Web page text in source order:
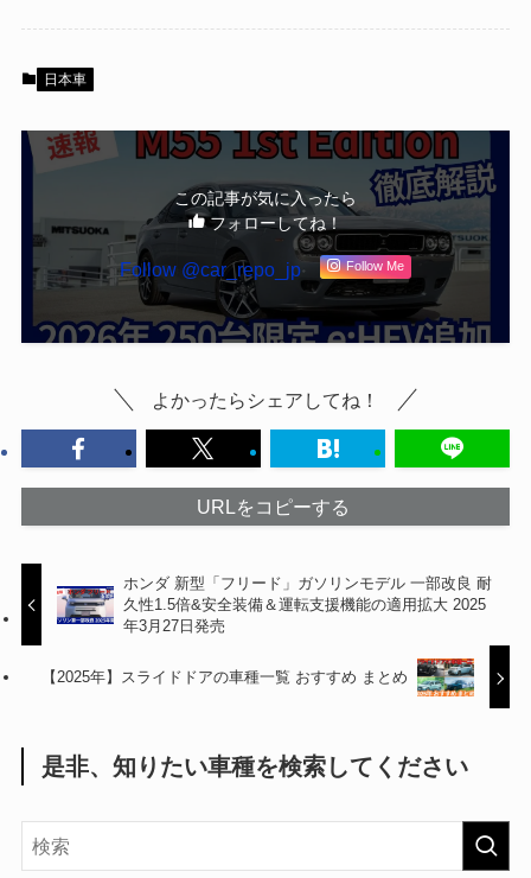
日本車
この記事が気に入ったら
フォローしてね！
Follow @car_repo_jp Follow Me
よかったらシェアしてね！
URLをコピーする
ホンダ 新型「フリード」ガソリンモデル 一部改良 耐
久性1.5倍&安全装備＆運転支援機能の適用拡大 2025
年3月27日発売
【2025年】スライドドアの車種一覧 おすすめ まとめ
是非、知りたい車種を検索してください